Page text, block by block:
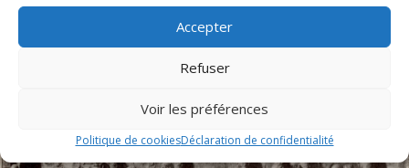
Accepter
Refuser
Voir les préférences
Politique de cookiesDéclaration de confidentialité
about Messe et Vêpres de sainte Christine